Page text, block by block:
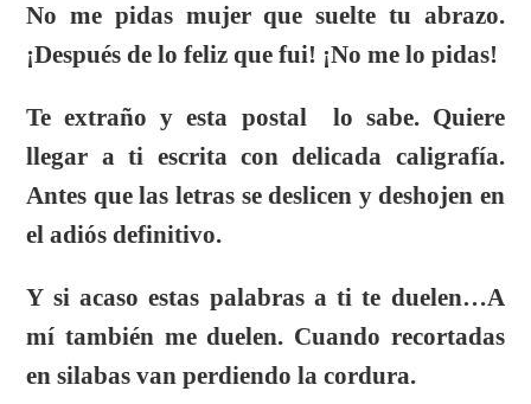
No me pidas mujer que suelte tu abrazo.
¡Después de lo feliz que fui! ¡No me lo pidas!
Te extraño y esta postal lo sabe. Quiere
llegar a ti escrita con delicada caligrafía.
Antes que las letras se deslicen y deshojen en
el adiós definitivo.
Y si acaso estas palabras a ti te duelen…A
mí también me duelen. Cuando recortadas
en silabas van perdiendo la cordura.